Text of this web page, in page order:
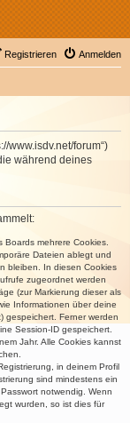
Anmelden
Registrieren
www.isdv.net/forum“)
während deines
Boards mehrere Cookies.
Dateien ablegt und
bleiben. In diesen Cookies
zugeordnet werden
(zur Markierung dieser als
Informationen über deine
gespeichert. Ferner werden
Session-ID gespeichert.
Jahr. Alle Cookies kannst
in deinem Profil
sind mindestens ein
notwendig. Wenn
wurden, so ist dies für